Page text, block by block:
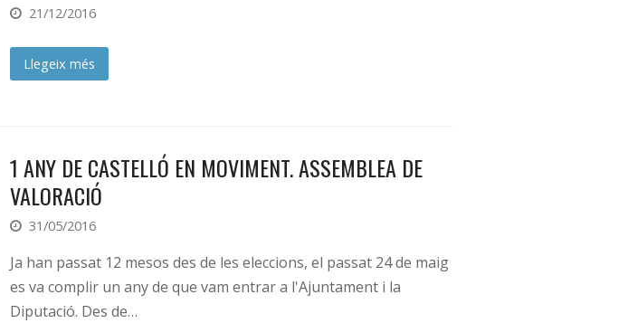
21/12/2016
Llegeix més
1 ANY DE CASTELLÓ EN MOVIMENT. ASSEMBLEA DE
VALORACIÓ
31/05/2016
Ja han passat 12 mesos des de les eleccions, el passat 24 de maig
es va complir un any de que vam entrar a l'Ajuntament i la
Diputació. Des de…